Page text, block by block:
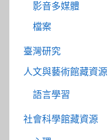
影音多媒體
檔案
臺灣研究
人文與藝術館藏資源
語言學習
社會科學館藏資源